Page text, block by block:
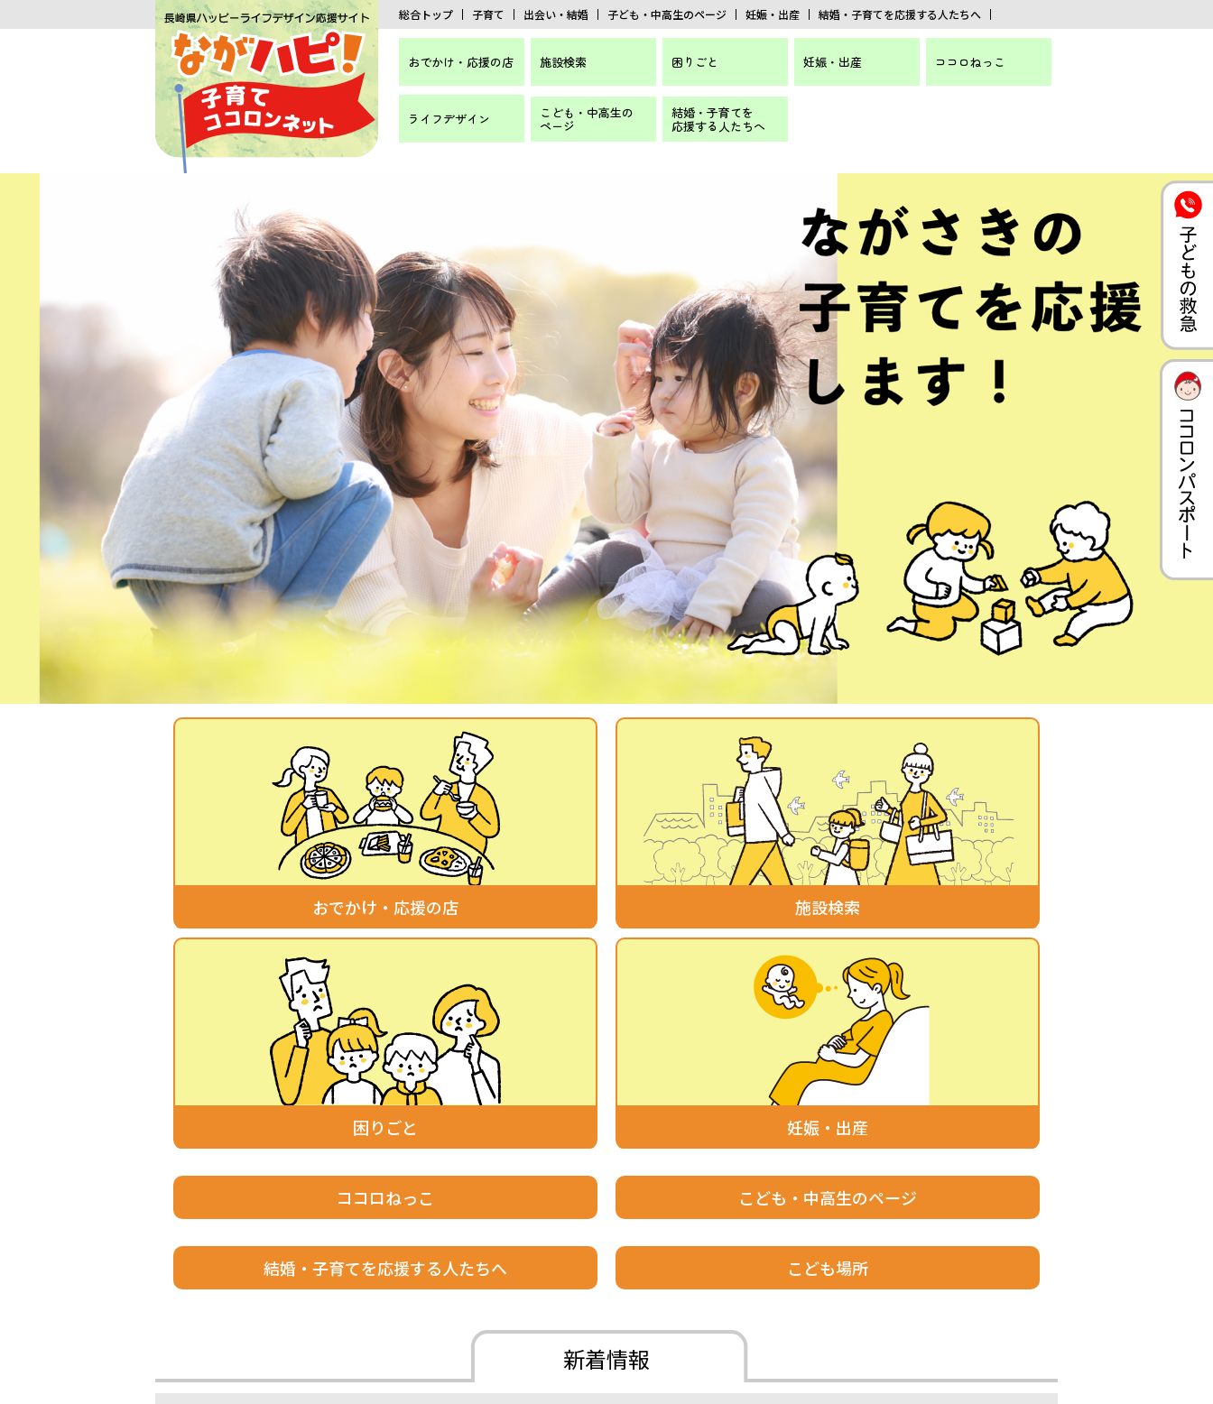
総合トップ 子育て 出会い・結婚 子ども・中高生のページ 妊娠・出産 結婚・子育てを応援する人たちへ
おでかけ・応援の店 施設検索 困りごと 妊娠・出産 ココロねっこ
ライフデザイン こども・中高生の
ページ
結婚・子育てを
応援する人たちへ
おでかけ・応援の店 施設検索
困りごと 妊娠・出産
ココロねっこ こども・中高生のページ
結婚・子育てを応援する人たちへ こども場所
新着情報